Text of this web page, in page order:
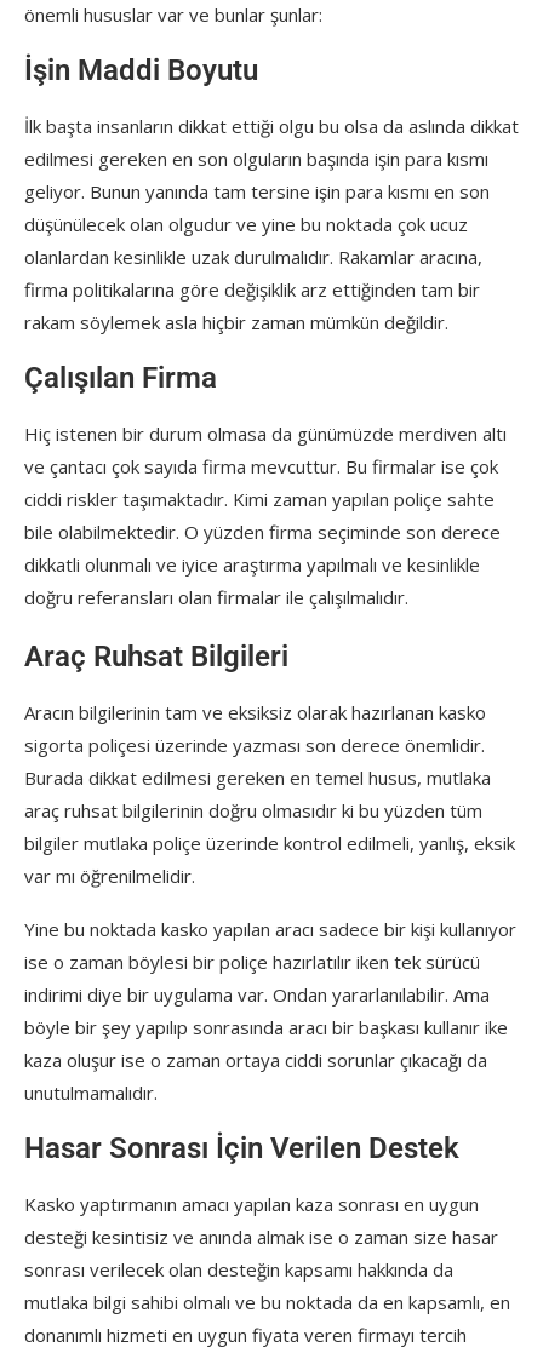
önemli hususlar var ve bunlar şunlar:
İşin Maddi Boyutu
İlk başta insanların dikkat ettiği olgu bu olsa da aslında dikkat
edilmesi gereken en son olguların başında işin para kısmı
geliyor. Bunun yanında tam tersine işin para kısmı en son
düşünülecek olan olgudur ve yine bu noktada çok ucuz
olanlardan kesinlikle uzak durulmalıdır. Rakamlar aracına,
firma politikalarına göre değişiklik arz ettiğinden tam bir
rakam söylemek asla hiçbir zaman mümkün değildir.
Çalışılan Firma
Hiç istenen bir durum olmasa da günümüzde merdiven altı
ve çantacı çok sayıda firma mevcuttur. Bu firmalar ise çok
ciddi riskler taşımaktadır. Kimi zaman yapılan poliçe sahte
bile olabilmektedir. O yüzden firma seçiminde son derece
dikkatli olunmalı ve iyice araştırma yapılmalı ve kesinlikle
doğru referansları olan firmalar ile çalışılmalıdır.
Araç Ruhsat Bilgileri
Aracın bilgilerinin tam ve eksiksiz olarak hazırlanan kasko
sigorta poliçesi üzerinde yazması son derece önemlidir.
Burada dikkat edilmesi gereken en temel husus, mutlaka
araç ruhsat bilgilerinin doğru olmasıdır ki bu yüzden tüm
bilgiler mutlaka poliçe üzerinde kontrol edilmeli, yanlış, eksik
var mı öğrenilmelidir.
Yine bu noktada kasko yapılan aracı sadece bir kişi kullanıyor
ise o zaman böylesi bir poliçe hazırlatılır iken tek sürücü
indirimi diye bir uygulama var. Ondan yararlanılabilir. Ama
böyle bir şey yapılıp sonrasında aracı bir başkası kullanır ike
kaza oluşur ise o zaman ortaya ciddi sorunlar çıkacağı da
unutulmamalıdır.
Hasar Sonrası İçin Verilen Destek
Kasko yaptırmanın amacı yapılan kaza sonrası en uygun
desteği kesintisiz ve anında almak ise o zaman size hasar
sonrası verilecek olan desteğin kapsamı hakkında da
mutlaka bilgi sahibi olmalı ve bu noktada da en kapsamlı, en
donanımlı hizmeti en uygun fiyata veren firmayı tercih